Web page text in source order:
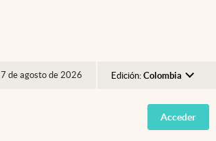
7 de agosto de 2026 Edición: Colombia
Argentina
España
Acceder